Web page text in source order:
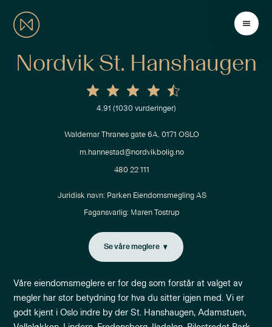
Nordvik St. Hanshaugen
4.91 (1030vurderinger)
Våre eiendomsmeglere er for deg som forstår at valget av
megler har stor betydning for hva du sitter igjen med. Vi er
godt kjent i Oslo indre by der St. Hanshaugen, Adamstuen,
Waldemar Thranes gate 6A, 0171 OSLO
m.hannestad@nordvikbolig.no
480 22 111
Juridisk navn: Parken Eiendomsmegling AS
Fagansvarlig: Maren Tostrup
Se våre meglere